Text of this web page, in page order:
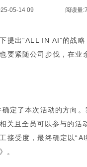
05-14 09 阅读量:
提出“ALL IN AI”的战
要紧随公司步伐，在业
定了本次活动的方向
关且全员可以参与的
接受度，最终确定以
。